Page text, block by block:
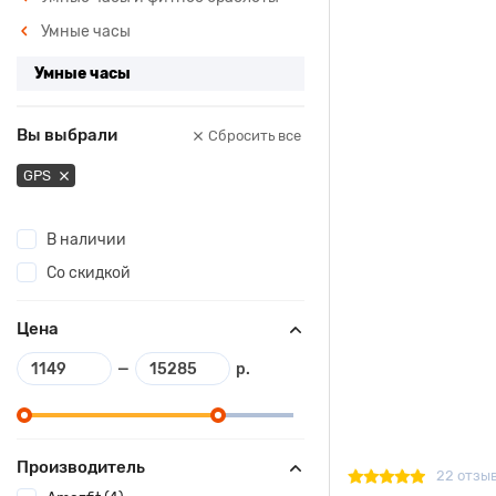
Умные часы
Умные часы
Вы выбрали Сбросить все
GPS
В наличии
Со скидкой
Цена
— р.
Производитель 22